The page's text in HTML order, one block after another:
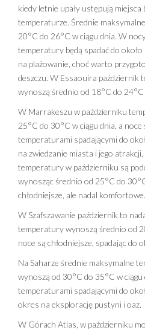
kiedy letnie upały ustępują
temperaturze. Średnie
20°C do 26°C w ciągu dnia. W
temperatury będą spadać do
na plażowanie, choć warto
deszczu. W Essaouira
wynoszą średnio od 18°C do 24°C
W Marrakeszu w październiku
25°C do 30°C w ciągu dnia, a noce
temperaturami spadającymi do
na zwiedzanie miasta i jego
temperatury w październiku są
wynosząc średnio od 25°C do
chłodniejsze, ale nadal komfortowe.
W Szafszawanie październik to
temperatury wynoszą średnio od
noce są chłodniejsze, spadając do
Na Saharze średnie maksymalne
wynoszą od 30°C do 35°C w
temperaturami spadającymi do
okres na eksplorację pustyni i oaz.
W Górach Atlas, w październiku